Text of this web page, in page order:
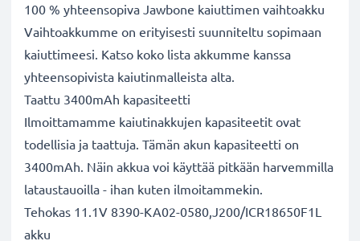
100 % yhteensopiva Jawbone kaiuttimen vaihtoakku
Vaihtoakkumme on erityisesti suunniteltu sopimaan
kaiuttimeesi. Katso koko lista akkumme kanssa
yhteensopivista kaiutinmalleista alta.
Taattu 3400mAh kapasiteetti
Ilmoittamamme kaiutinakkujen kapasiteetit ovat
todellisia ja taattuja. Tämän akun kapasiteetti on
3400mAh. Näin akkua voi käyttää pitkään harvemmilla
lataustauoilla - ihan kuten ilmoitammekin.
Tehokas 11.1V 8390-KA02-0580,J200/ICR18650F1L
akku